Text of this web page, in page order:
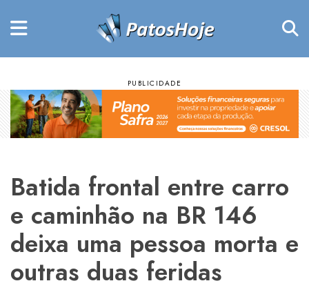
Batida frontal entre carro
e caminhão na BR 146
deixa uma pessoa morta e
outras duas feridas